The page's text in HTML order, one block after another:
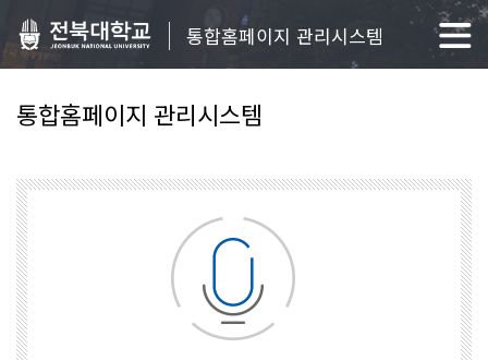
통합홈페이지 관리시스템
통합홈페이지 관리시스템